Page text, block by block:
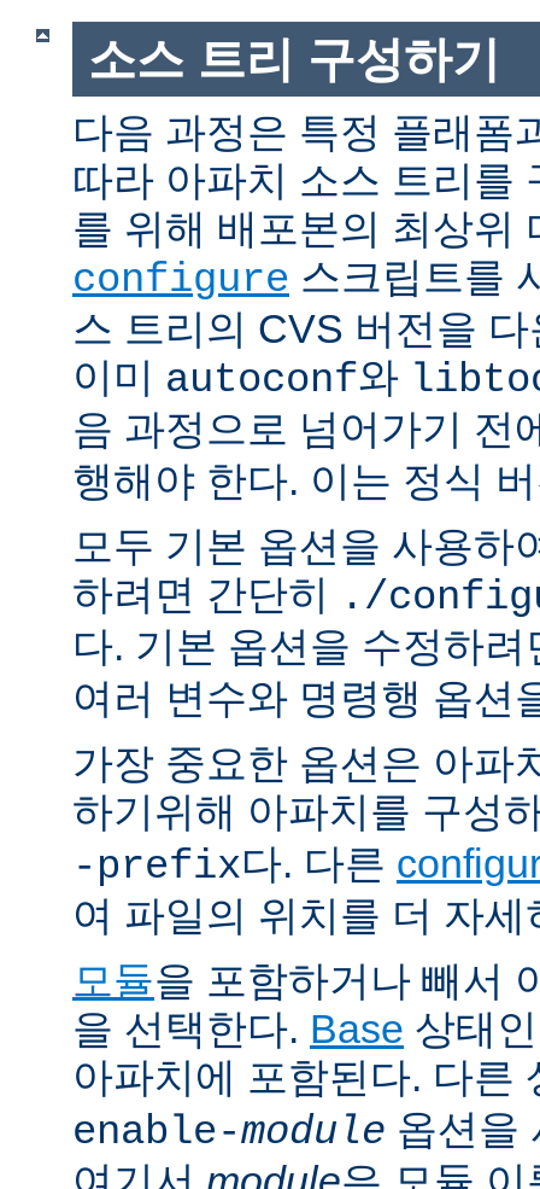
소스 트리 구성하기
다음 과정은 특정 플래폼
따라 아파치 소스 트리를
를 위해 배포본의 최상위
configure 스크립트를
스 트리의 CVS 버전을
이미 autoconf와
음 과정으로 넘어가기 전
행해야 한다. 이는 정식
모두 기본 옵션을 사용하
하려면 간단히 ./
다. 기본 옵션을 수정하
여러 변수와 명령행 옵션
가장 중요한 옵션은 아파
하기위해 아파치를 구성
-prefix다. 다른
여 파일의 위치를 더 자
모듈을 포함하거나 빼서
을 선택한다. Base 상태
아파치에 포함된다. 다른
enable-module 옵션을